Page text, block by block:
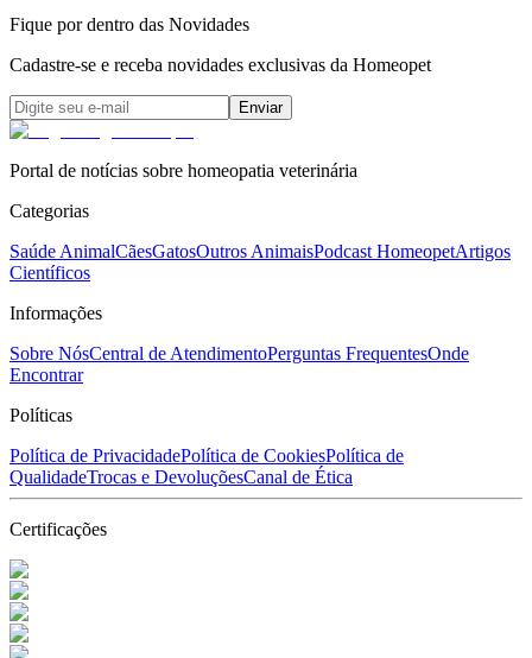
Fique por dentro das Novidades
Cadastre-se e receba novidades exclusivas da Homeopet
Enviar
Portal de notícias sobre homeopatia veterinária
Categorias
Saúde AnimalCãesGatosOutros AnimaisPodcast HomeopetArtigos
Científicos
Informações
Sobre NósCentral de AtendimentoPerguntas FrequentesOnde
Encontrar
Políticas
Política de PrivacidadePolítica de CookiesPolítica de
QualidadeTrocas e DevoluçõesCanal de Ética
Certificações